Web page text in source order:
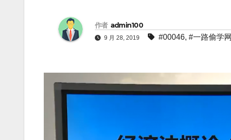
作者 admin100
9 月 28, 2019 #00046, #一路偷学网